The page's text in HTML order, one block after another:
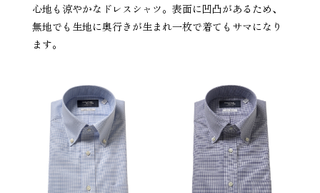
心地も涼やかなドレスシャツ。表面に凹凸があるため、
無地でも生地に奥行きが生まれ一枚で着てもサマになり
ます。